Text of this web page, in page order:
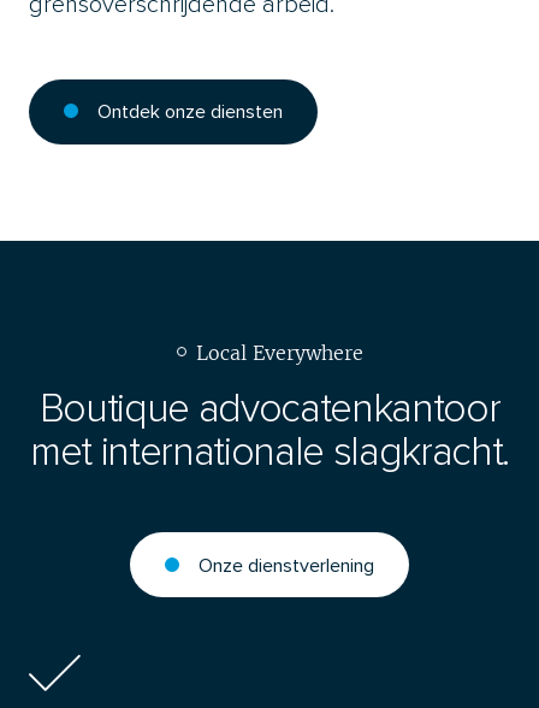
Ontdek onze diensten
Local Everywhere
Boutique advocatenkantoor
met internationale slagkracht.
Onze dienstverlening